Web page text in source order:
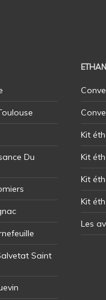
Du
Saint
Kit
Kit
Kit
Kit
Les